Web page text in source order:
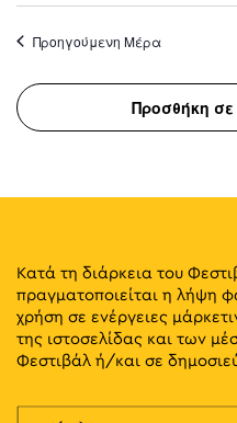
Προηγούμενη Μέρα
Προσθήκη
Κατά τη διάρκεια του
πραγματοποιείται η λήψη
χρήση σε ενέργειες
της ιστοσελίδας και των
Φεστιβάλ ή/και σε